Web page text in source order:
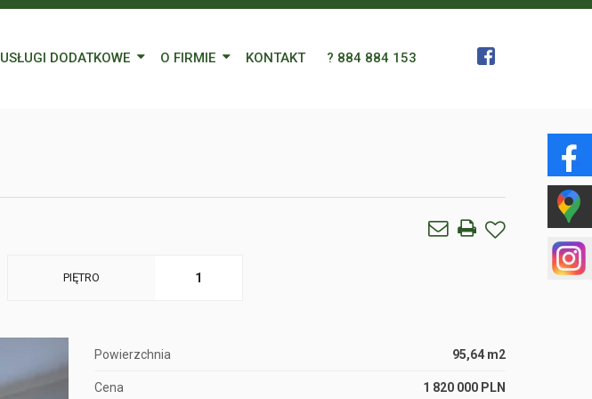
USŁUGI DODATKOWE O FIRMIE KONTAKT ? 884 884 153
PIĘTRO 1
Powierzchnia 95,64 m2
Cena 1 820 000 PLN